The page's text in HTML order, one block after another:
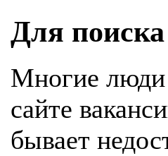
Для
Многие люди
сайте
бывает